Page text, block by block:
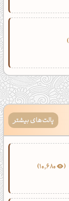
پالت‌های بیشتر